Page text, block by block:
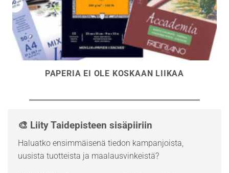
PAPERIA EI OLE KOSKAAN LIIKAA
🎨 Liity Taidepisteen sisäpiiriin
Haluatko ensimmäisenä tiedon kampanjoista,
uusista tuotteista ja maalausvinkeistä?